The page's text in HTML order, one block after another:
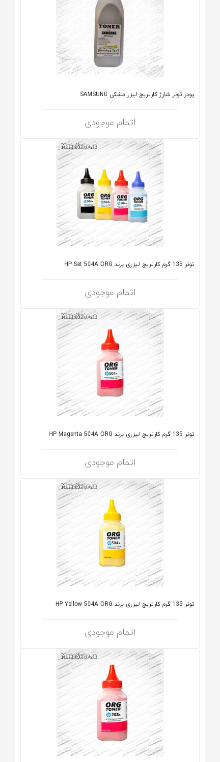
پودر تونر شارژ کارتریج لیزر مشکی SAMSUNG
اتمام موجودی
تونر 135 گرم کارتریج لیزری برند HP Set 504A ORG
اتمام موجودی
تونر 135 گرم کارتریج لیزری برند HP Magenta 504A ORG
اتمام موجودی
تونر 135 گرم کارتریج لیزری برند HP Yellow 504A ORG
اتمام موجودی